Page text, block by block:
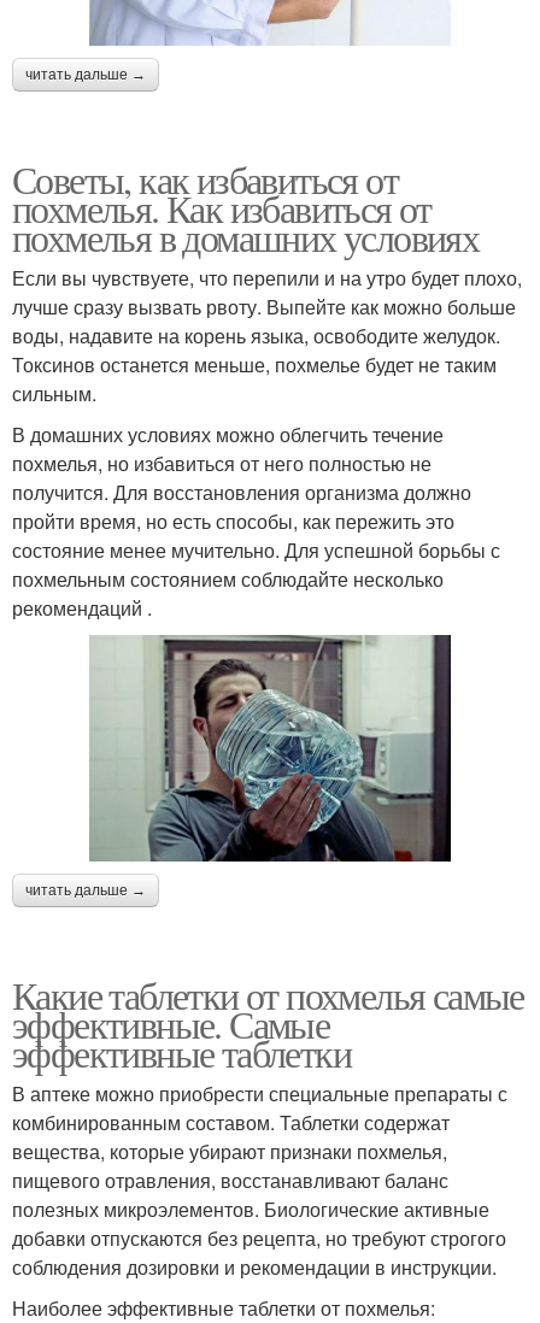
читать дальше →
Советы, как избавиться от
похмелья. Как избавиться от
похмелья в домашних условиях
Если вы чувствуете, что перепили и на утро будет плохо,
лучше сразу вызвать рвоту. Выпейте как можно больше
воды, надавите на корень языка, освободите желудок.
Токсинов останется меньше, похмелье будет не таким
сильным.
В домашних условиях можно облегчить течение
похмелья, но избавиться от него полностью не
получится. Для восстановления организма должно
пройти время, но есть способы, как пережить это
состояние менее мучительно. Для успешной борьбы с
похмельным состоянием соблюдайте несколько
рекомендаций .
читать дальше →
Какие таблетки от похмелья самые
эффективные. Самые
эффективные таблетки
В аптеке можно приобрести специальные препараты с
комбинированным составом. Таблетки содержат
вещества, которые убирают признаки похмелья,
пищевого отравления, восстанавливают баланс
полезных микроэлементов. Биологические активные
добавки отпускаются без рецепта, но требуют строгого
соблюдения дозировки и рекомендации в инструкции.
Наиболее эффективные таблетки от похмелья: